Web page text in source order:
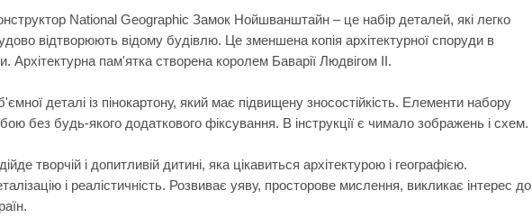
National Geographic Замок Нойшванштайн – це набір деталей, які легко
відтворюють відому будівлю. Це зменшена копія архітектурної споруди в
Архітектурна пам'ятка створена королем Баварії Людвігом II.
деталі із пінокартону, який має підвищену зносостійкість. Елементи набору
без будь-якого додаткового фіксування. В інструкції є чимало зображень і схем.
творчій і допитливій дитині, яка цікавиться архітектурою і географією.
і реалістичність. Розвиває уяву, просторове мислення, викликає інтерес до